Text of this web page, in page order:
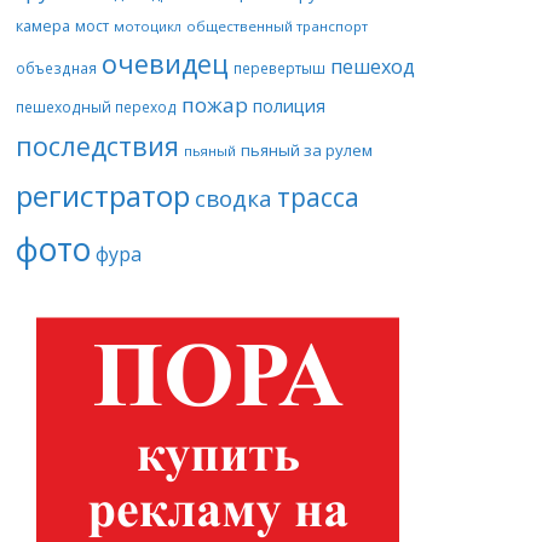
камера мост мотоцикл общественный транспорт
объездная очевидец перевертыш пешеход
пешеходный переход пожар полиция
последствия пьяный пьяный за рулем
регистратор сводка трасса
фото фура